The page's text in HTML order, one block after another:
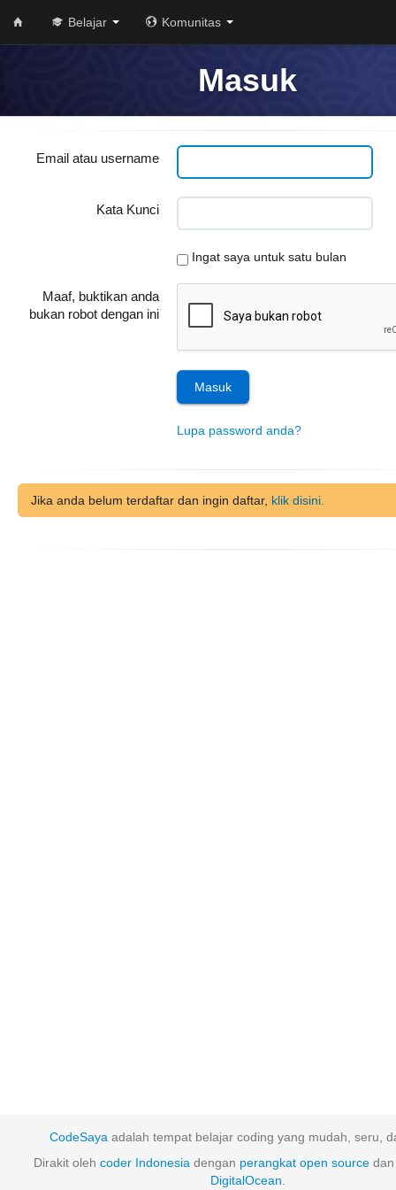
Belajar Komunitas
Masuk
Email atau username
Kata Kunci
Ingat saya untuk satu bulan
Maaf, buktikan anda
bukan robot dengan ini
Lupa password anda?
Jika anda belum terdaftar dan ingin daftar, klik disini.
CodeSaya adalah tempat belajar coding yang mudah, seru,
Dirakit oleh coder Indonesia dengan perangkat open source
DigitalOcean